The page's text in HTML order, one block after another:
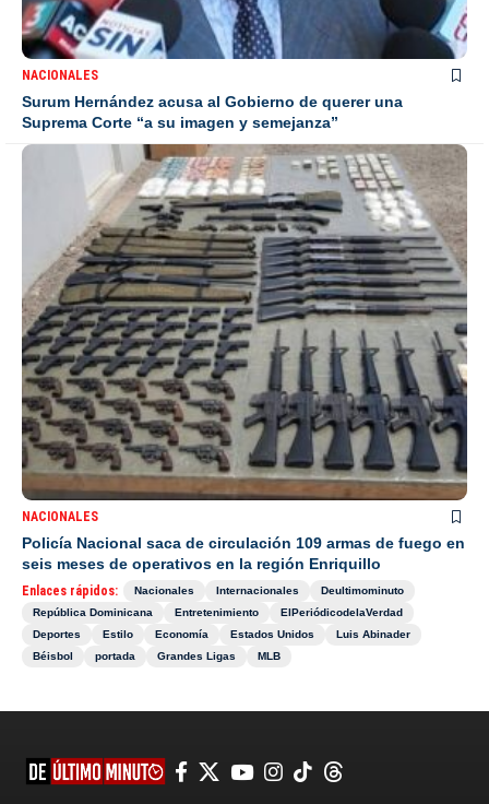
NACIONALES
Surum Hernández acusa al Gobierno de querer una
Suprema Corte “a su imagen y semejanza”
NACIONALES
Policía Nacional saca de circulación 109 armas de fuego en
seis meses de operativos en la región Enriquillo
Enlaces rápidos: Nacionales Internacionales
Deultimominuto
República Dominicana
Entretenimiento
ElPeriódicodelaVerdad
Deportes
Estilo Economía Estados Unidos
Luis Abinader
Béisbol
portada Grandes Ligas MLB